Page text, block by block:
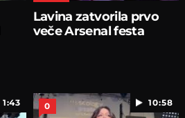
Lavina zatvorila prvo
veče Arsenal festa
1:43 10:58
0